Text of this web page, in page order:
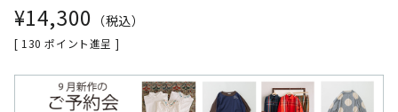
¥14,300 税込
[ 130 ポイント進呈 ]